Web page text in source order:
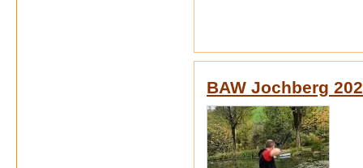
BAW Jochberg